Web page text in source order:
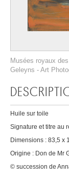
Musées royaux
Geleyns - Art
Huile sur toile
Signature et titre au
Dimensions : 83,5 x
Origine : Don de Mr
© succession de